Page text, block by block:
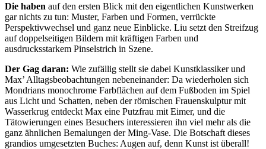
Die haben auf den ersten Blick mit den eigentlichen Kunstwerken
gar nichts zu tun: Muster, Farben und Formen, verrückte
Perspektivwechsel und ganz neue Einblicke. Liu setzt den Streifzug
auf doppelseitigen Bildern mit kräftigen Farben und
ausdrucksstarkem Pinselstrich in Szene.
Der Gag daran: Wie zufällig stellt sie dabei Kunstklassiker und
Max’ Alltagsbeobachtungen nebeneinander: Da wiederholen sich
Mondrians monochrome Farbflächen auf dem Fußboden im Spiel
aus Licht und Schatten, neben der römischen Frauenskulptur mit
Wasserkrug entdeckt Max eine Putzfrau mit Eimer, und die
Tätowierungen eines Besuchers interessieren ihn viel mehr als die
ganz ähnlichen Bemalungen der Ming-Vase. Die Botschaft dieses
grandios umgesetzten Buches: Augen auf, denn Kunst ist überall!